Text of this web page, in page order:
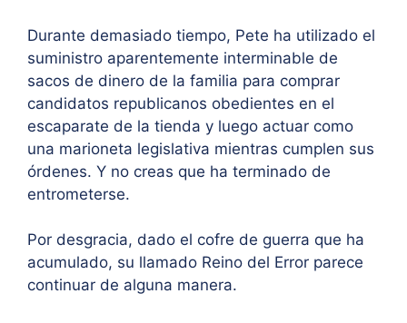
Durante demasiado tiempo, Pete ha utilizado el
suministro aparentemente interminable de
sacos de dinero de la familia para comprar
candidatos republicanos obedientes en el
escaparate de la tienda y luego actuar como
una marioneta legislativa mientras cumplen sus
órdenes. Y no creas que ha terminado de
entrometerse.
Por desgracia, dado el cofre de guerra que ha
acumulado, su llamado Reino del Error parece
continuar de alguna manera.